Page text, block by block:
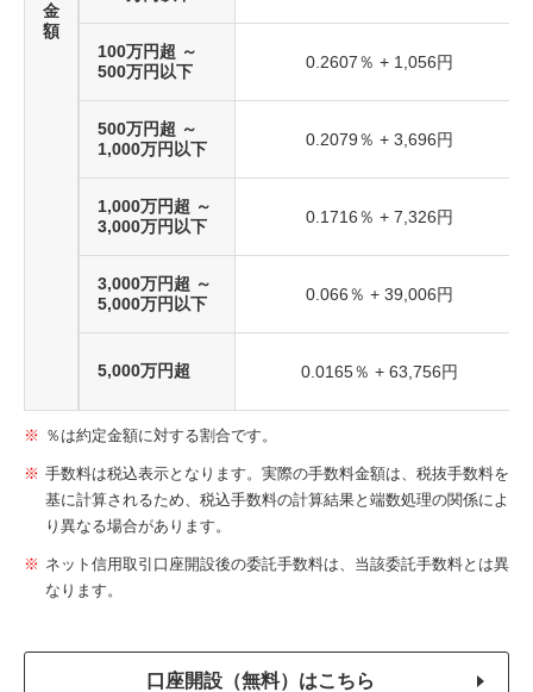
金
額
100万円超 ～
500万円以下
0.2607％ + 1,056円
500万円超 ～
1,000万円以下
0.2079％ + 3,696円
1,000万円超 ～
3,000万円以下
0.1716％ + 7,326円
3,000万円超 ～
5,000万円以下
0.066％ + 39,006円
5,000万円超 0.0165％ + 63,756円
％は約定金額に対する割合です。
手数料は税込表示となります。実際の手数料金額は、税抜手数料を
基に計算されるため、税込手数料の計算結果と端数処理の関係によ
り異なる場合があります。
ネット信用取引口座開設後の委託手数料は、当該委託手数料とは異
なります。
口座開設（無料）はこちら